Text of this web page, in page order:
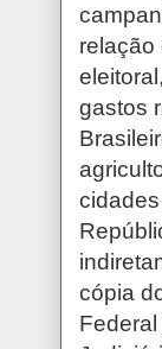
relação
gastos
cópia